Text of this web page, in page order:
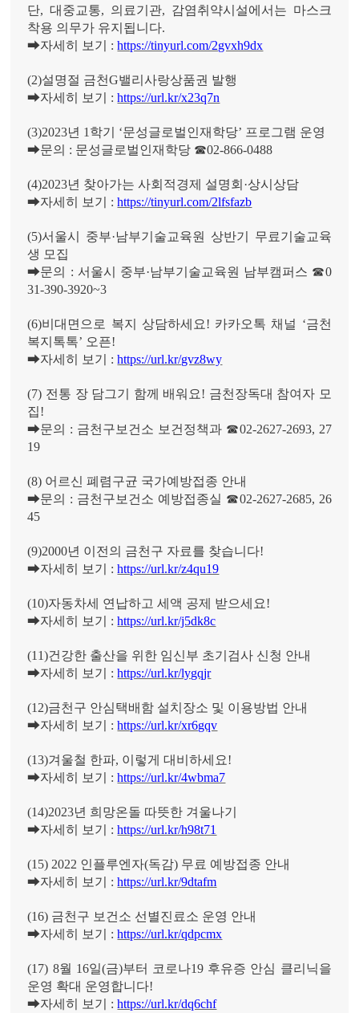
단,대중교통, 의료기관, 감염취약시설에서는 마스크
착용 의무가 유지됩니다.
➡자세히 보기 :https://tinyurl.com/2gvxh9dx
(2)설명절 금천G밸리사랑상품권 발행
➡자세히 보기 :https://url.kr/x23q7n
(3)2023년 1 학기 ‘문성글로벌인재학당’ 프로그램 운영
➡문의 : 문성글로벌인재학당 ☎02-866-0488
(4)2023년 찾아가는 사회적경제 설명회 ·상시상담
➡자세히 보기 :https://tinyurl.com/2lfsfazb
(5)서울시 중부·남부기술교육원 상반기 무료기술교육
생 모집
➡문의 : 서울시 중부·남부기술교육원 남부캠퍼스 ☎0
31-390-3920~3
(6)비대면으로 복지 상담하세요! 카카오톡 채널 ‘금천
복지톡톡’ 오픈!
➡자세히 보기 :https://url.kr/gvz8wy
(7) 전통 장 담그기 함께 배워요! 금천장독대 참여자 모
집!
➡문의 : 금천구보건소 보건정책과 ☎02-2627-2693, 27
19
(8) 어르신 폐렴구균 국가예방접종 안내
➡문의 : 금천구보건소 예방접종실 ☎02-2627-2685, 26
45
(9)2000년 이전의 금천구 자료를 찾습니다!
➡자세히 보기 :https://url.kr/z4qu19
(10)자동차세 연납하고 세액 공제 받으세요!
➡자세히 보기 :https://url.kr/j5dk8c
(11)건강한 출산을 위한 임신부 초기검사 신청 안내
➡자세히 보기 :https://url.kr/lygqjr
(12)금천구 안심택배함 설치장소 및 이용방법 안내
➡자세히 보기 :https://url.kr/xr6gqv
(13)겨울철 한파, 이렇게 대비하세요!
➡자세히 보기 :https://url.kr/4wbma7
(14)2023년 희망온돌 따뜻한 겨울나기
➡자세히 보기 :https://url.kr/h98t71
(15) 2022 인플루엔자(독감) 무료 예방접종 안내
➡자세히 보기 :https://url.kr/9dtafm
(16) 금천구 보건소 선별진료소 운영 안내
➡자세히 보기 :https://url.kr/qdpcmx
(17) 8월 16일(금)부터 코로나19 후유증 안심 클리닉을
운영 확대 운영합니다!
➡자세히 보기 :https://url.kr/dq6chf